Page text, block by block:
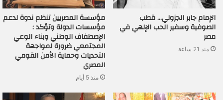
الإمام جابر الجزولي… قطب
الصوفية وسفير الحب الإلهي في
مصر
منذ 21 ساعة
مؤسسة المصريين تنظم ندوة لدعم
مؤسسات الدولة وتؤكد :
الإصطفاف الوطني وبناء الوعي
المجتمعي ضرورة لمواجهة
التحديات وحماية الأمن القومي
المصري
منذ 5 أيام